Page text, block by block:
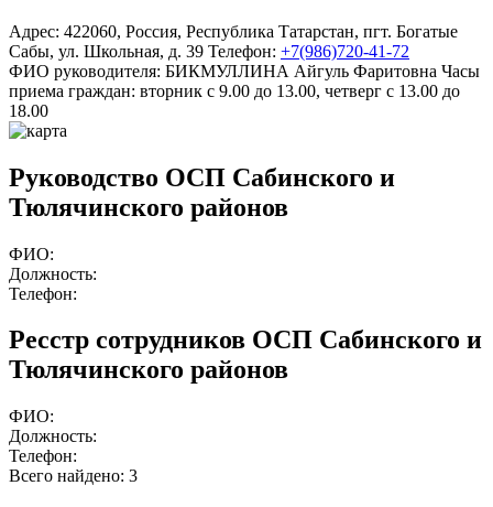
Адрес: 422060, Россия, Республика Татарстан, пгт. Богатые
Сабы, ул. Школьная, д. 39 Телефон: +7(986)720-41-72
ФИО руководителя: БИКМУЛЛИНА Айгуль Фаритовна Часы
приема граждан: вторник с 9.00 до 13.00, четверг с 13.00 до
18.00
Руководство ОСП Сабинского и
Тюлячинского районов
ФИО:
Должность:
Телефон:
Ресстр сотрудников ОСП Сабинского и
Тюлячинского районов
ФИО:
Должность:
Телефон:
Всего найдено: 3